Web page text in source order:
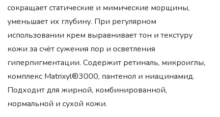
сокращает статические и мимические морщины,
уменьшает их глубину. При регулярном
использовании крем выравнивает тон и текстуру
кожи за счёт сужения пор и осветления
гиперпигментации. Содержит ретиналь, микроиглы,
комплекс Matrixyl®3000, пантенол и ниацинамид.
Подходит для жирной, комбинированной,
нормальной и сухой кожи.